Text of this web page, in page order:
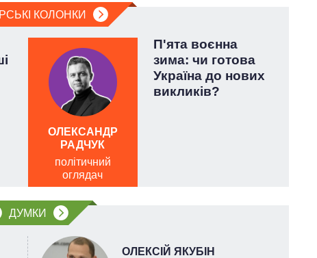
КОЛОНКИ
П'ята воєнна
зима: чи готова
Україна до нових
викликів?
ОЛЕКСАНДР
РАДЧУК
політичний
оглядач
ДУМКИ
ОЛЕКСІЙ ЯКУБІН